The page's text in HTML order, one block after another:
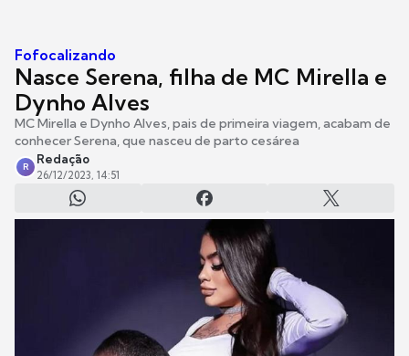
Fofocalizando
Nasce Serena, filha de MC Mirella e
Dynho Alves
MC Mirella e Dynho Alves, pais de primeira viagem, acabam de
conhecer Serena, que nasceu de parto cesárea
R
Redação
26/12/2023, 14:51